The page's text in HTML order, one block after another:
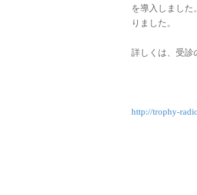
を導入しまし
りました。
詳しくは、受診
http://trophy-